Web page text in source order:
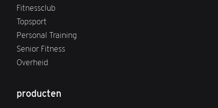
Fitnessclub
Topsport
Personal Training
Senior Fitness
Overheid
producten